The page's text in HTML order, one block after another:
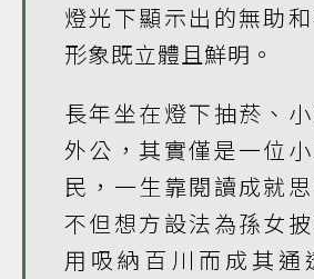
燈光下顯示出的無助
形象既立體且鮮明。
長年坐在燈下抽菸、
外公，其實僅是一位
民，一生靠閱讀成就
不但想方設法為孫女
用吸納百川而成其通